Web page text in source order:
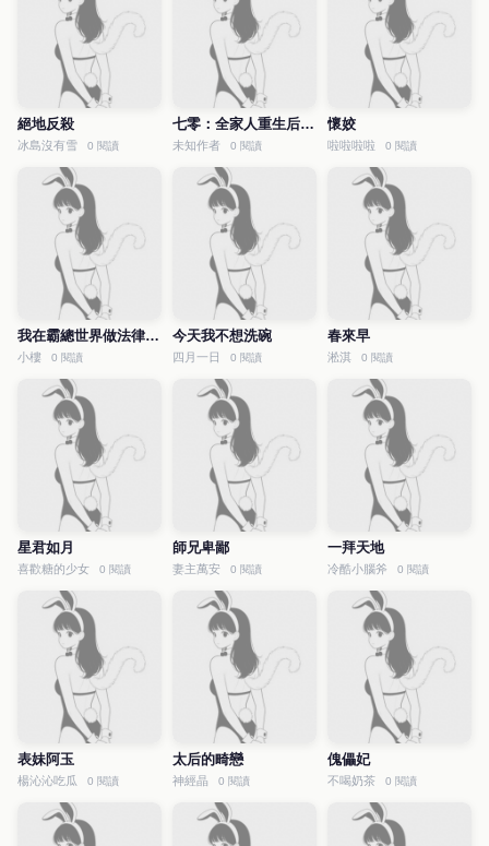
絕地反殺
冰島沒有雪 0 閱讀
七零：全家人重生后就寵我
未知作者 0 閱讀
懷姣
啦啦啦啦 0 閱讀
我在霸總世界做法律科普
小樓 0 閱讀
今天我不想洗碗
四月一日 0 閱讀
春來早
淞淇 0 閱讀
星君如月
喜歡糖的少女 0 閱讀
師兄卑鄙
妻主萬安 0 閱讀
一拜天地
冷酷小腦斧 0 閱讀
表妹阿玉
楊沁沁吃瓜 0 閱讀
太后的畸戀
神經晶 0 閱讀
傀儡妃
不喝奶茶 0 閱讀